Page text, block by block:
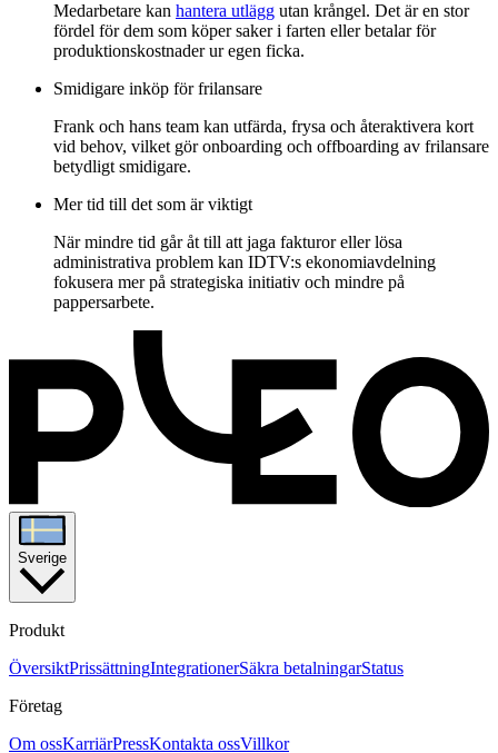
Medarbetare kan hantera utlägg utan krångel. Det är en stor
fördel för dem som köper saker i farten eller betalar för
produktionskostnader ur egen ficka.
Smidigare inköp för frilansare
Frank och hans team kan utfärda, frysa och återaktivera kort
vid behov, vilket gör onboarding och offboarding av frilansare
betydligt smidigare.
Mer tid till det som är viktigt
När mindre tid går åt till att jaga fakturor eller lösa
administrativa problem kan IDTV:s ekonomiavdelning
fokusera mer på strategiska initiativ och mindre på
pappersarbete.
Sverige
Produkt
ÖversiktPrissättningIntegrationerSäkra betalningarStatus
Företag
Om ossKarriärPressKontakta ossVillkor